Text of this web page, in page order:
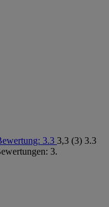
3.3 3,3 (3) 3.3
3.